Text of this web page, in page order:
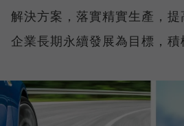
解決方案，落實精實生產，
企業長期永續發展為目標，積